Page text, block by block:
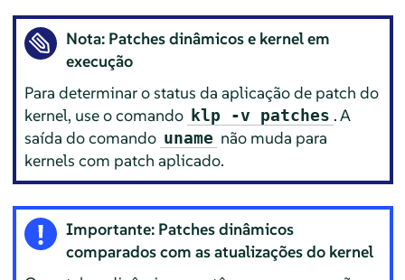
Nota: Patches dinâmicos e kernel em
execução
Para determinar o status da aplicação de patch do
kernel, use o comando klp -v patches . A
saída do comando uname não muda para
kernels com patch aplicado.
Importante: Patches dinâmicos
comparados com as atualizações do kernel